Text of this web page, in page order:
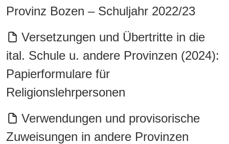
Provinz Bozen – Schuljahr 2022/23
Versetzungen und Übertritte in die
ital. Schule u. andere Provinzen (2024):
Papierformulare für
Religionslehrpersonen
Verwendungen und provisorische
Zuweisungen in andere Provinzen